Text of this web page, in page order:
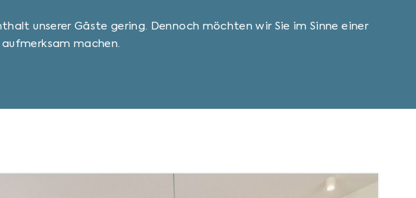
unserer Gäste gering. Dennoch möchten wir Sie im Sinne einer
machen.